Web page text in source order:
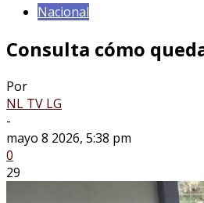
Nacional
Consulta cómo
Por
NL TV LG
-
mayo 8 2026, 5:38 pm
0
29